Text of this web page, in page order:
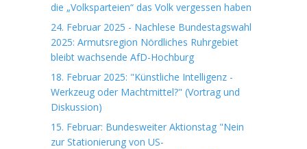
die „Volksparteien“ das Volk vergessen haben
24. Februar 2025 - Nachlese Bundestagswahl
2025: Armutsregion Nördliches Ruhrgebiet
bleibt wachsende AfD-Hochburg
18. Februar 2025: "Künstliche Intelligenz -
Werkzeug oder Machtmittel?" (Vortrag und
Diskussion)
15. Februar: Bundesweiter Aktionstag "Nein
zur Stationierung von US-